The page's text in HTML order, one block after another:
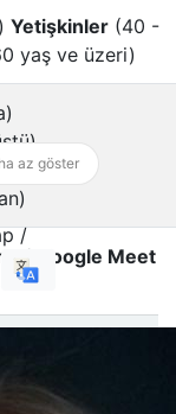
Yetişkinler (40 -
yaş ve üzeri)
/ Google Meet
az göster
/